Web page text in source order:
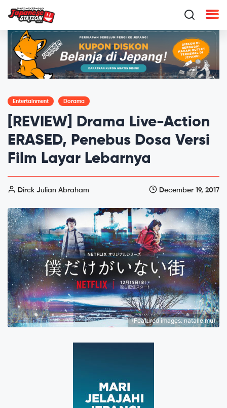
Entertainment Dorama
[REVIEW] Drama Live-Action
ERASED, Penebus Dosa Versi
Film Layar Lebarnya
Dirck Julian Abraham December 19, 2017
(Featured images: natalie.mu)